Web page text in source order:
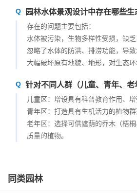
园林水体景观设计中存在哪些生
存在的问题主要包括：
水体被污染，生物多样性受损，缺乏
忽略了水体的防洪、排涝功能，导致
大幅破坏原有地貌、地形，对生态环
针对不同人群（儿童、青年、
儿童区：增设具有科普教育作用、
青年区：打造具有生机活力的植物
老年区：选择可供遮荫的乔木（梧
质量的植物。
同类园林